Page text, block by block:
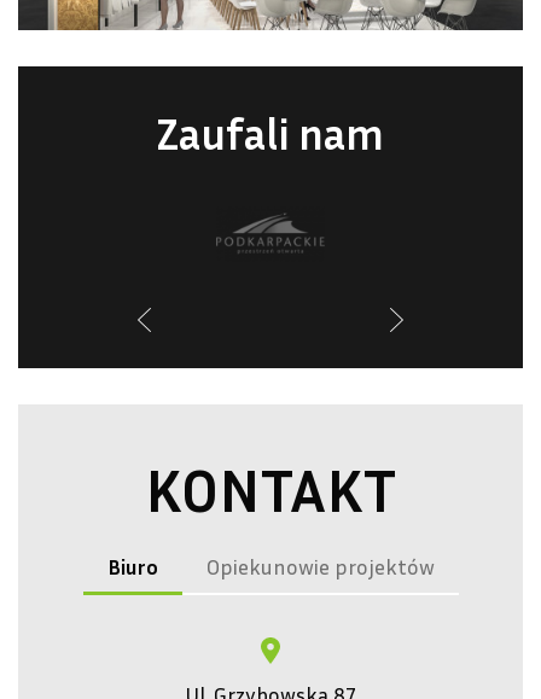
Zaufali nam
KONTAKT
Biuro Opiekunowie projektów